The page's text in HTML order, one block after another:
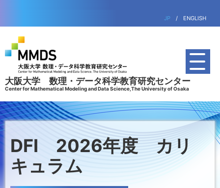
JP / ENGLISH
大阪大学 数理・データ科学教育研究センター
Center for Mathematical Modeling and Data Science,The University of Osaka
DFI 2026年度 カリ
キュラム